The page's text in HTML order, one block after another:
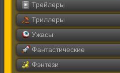
Трейлеры
Триллеры
Ужасы
Фантастические
Фэнтези